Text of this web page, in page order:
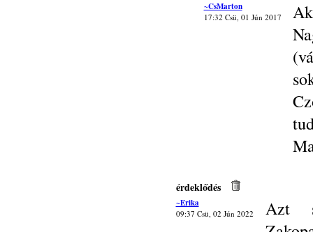
~CsMarton
17:32 Csü, 01 Jún 2017
érdeklődés
~Erika
09:37 Csü, 02 Jún 2022
Azt